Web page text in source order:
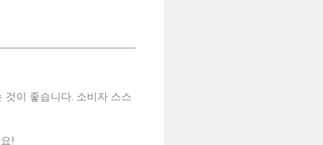
것이 좋습니다. 소비자 스스
!